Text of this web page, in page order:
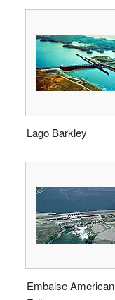
Lago Barkley
Embalse American